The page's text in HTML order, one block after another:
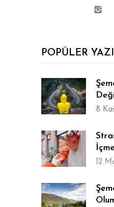
POPÜLER
8
12